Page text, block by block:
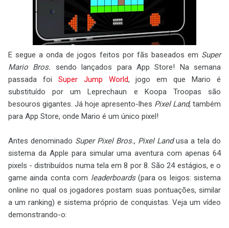
E segue a onda de jogos feitos por fãs baseados em Super
Mario Bros. sendo lançados para App Store! Na semana
passada foi Super Jump World, jogo em que Mario é
substituído por um Leprechaun e Koopa Troopas são
besouros gigantes. Já hoje apresento-lhes Pixel Land, também
para App Store, onde Mario é um único pixel!
Antes denominado Super Pixel Bros., Pixel Landusa a tela do
sistema da Apple para simular uma aventura com apenas 64
pixels - distribuídos numa tela em 8 por 8. São 24 estágios, e o
game ainda conta com leaderboards(para os leigos: sistema
online no qual os jogadores postam suas pontuações, similar
a um ranking) e sistema próprio de conquistas. Veja um vídeo
demonstrando-o: